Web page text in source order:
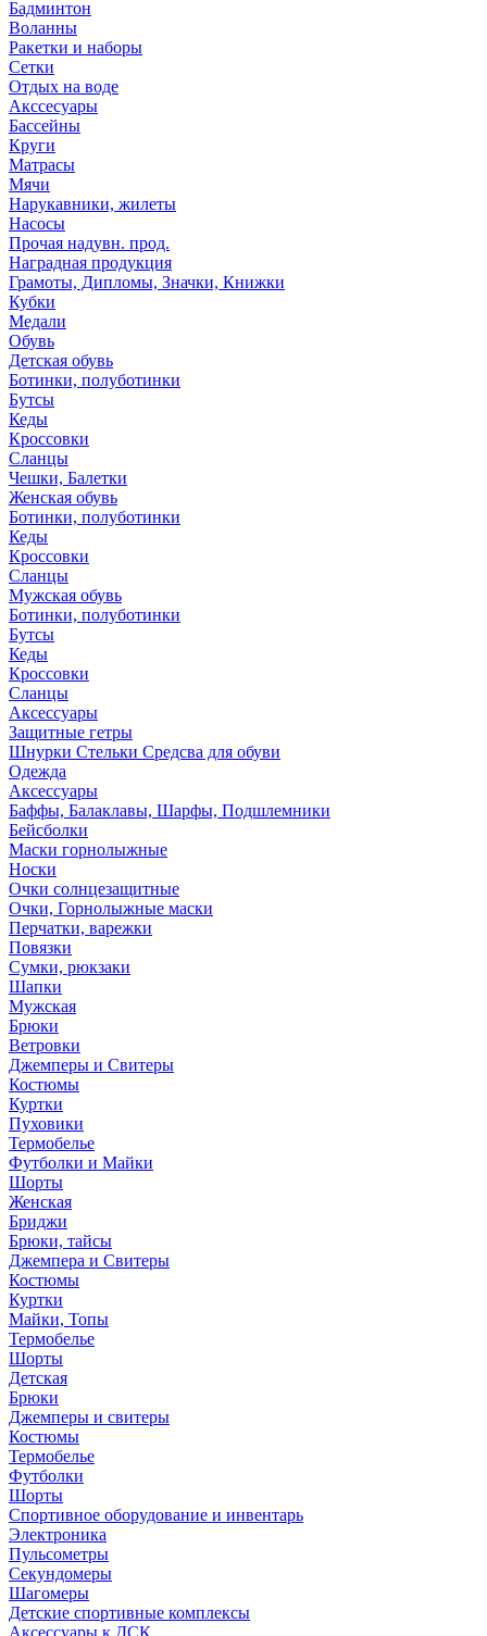
Бадминтон
Воланны
Ракетки и наборы
Сетки
Отдых на воде
Акссесуары
Бассейны
Круги
Матрасы
Мячи
Нарукавники, жилеты
Насосы
Прочая надувн. прод.
Наградная продукция
Грамоты, Дипломы, Значки, Книжки
Кубки
Медали
Обувь
Детская обувь
Ботинки, полуботинки
Бутсы
Кеды
Кроссовки
Сланцы
Чешки, Балетки
Женская обувь
Ботинки, полуботинки
Кеды
Кроссовки
Сланцы
Мужская обувь
Ботинки, полуботинки
Бутсы
Кеды
Кроссовки
Сланцы
Аксессуары
Защитные гетры
Шнурки Стельки Средсва для обуви
Одежда
Аксессуары
Баффы, Балаклавы, Шарфы, Подшлемники
Бейсболки
Маски горнолыжные
Носки
Очки солнцезащитные
Очки, Горнолыжные маски
Перчатки, варежки
Повязки
Сумки, рюкзаки
Шапки
Мужская
Брюки
Ветровки
Джемперы и Свитеры
Костюмы
Куртки
Пуховики
Термобелье
Футболки и Майки
Шорты
Женская
Бриджи
Брюки, тайсы
Джемпера и Свитеры
Костюмы
Куртки
Майки, Топы
Термобелье
Шорты
Детская
Брюки
Джемперы и свитеры
Костюмы
Термобелье
Футболки
Шорты
Спортивное оборудование и инвентарь
Электроника
Пульсометры
Секундомеры
Шагомеры
Детские спортивные комплексы
Аксессуары к ДСК